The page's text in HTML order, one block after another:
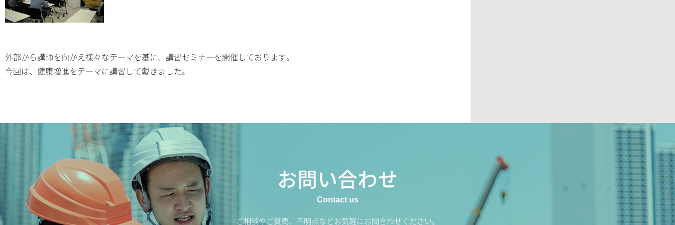
外部から講師を向かえ様々なテーマを基に、講習セミナーを開催しております。
今回は、健康増進をテーマに講習して戴きました。
お問い合わせ
ご相談やご質問、不明点などお気軽にお問合わせください。